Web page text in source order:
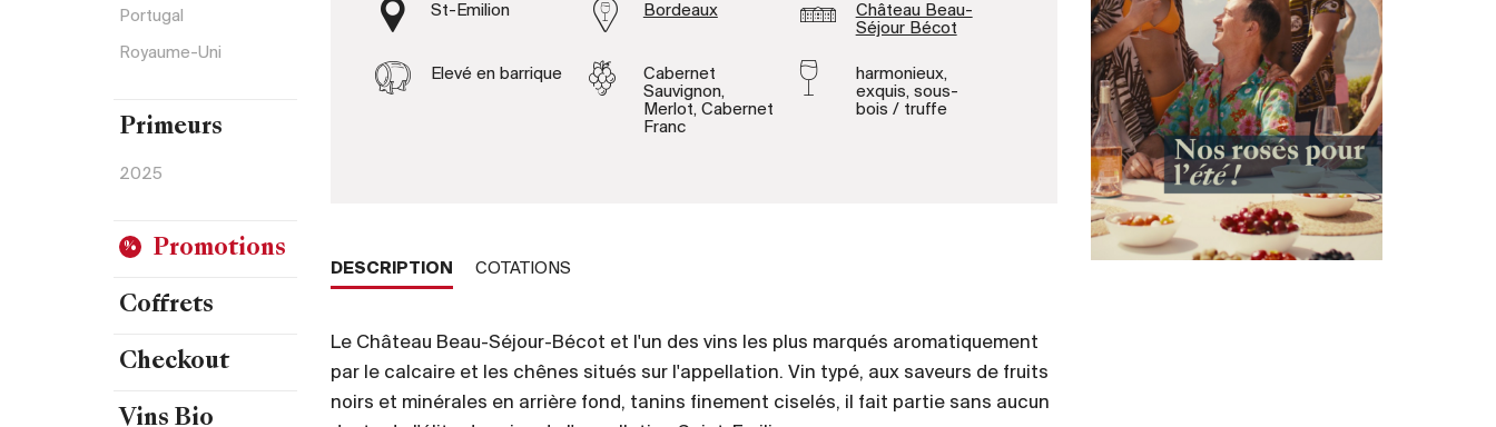
Portugal
Royaume-Uni
Primeurs
2025
Promotions
Coffrets
Checkout
Vins Bio
St-Emilion Bordeaux
Château Beau-
Séjour Bécot
Elevé en barrique
Cabernet
Sauvignon,
Merlot, Cabernet
Franc
harmonieux,
exquis, sous-
bois / truffe
DESCRIPTION COTATIONS
Le Château Beau-Séjour-Bécot et l'un des vins les plus marqués aromatiquement
par le calcaire et les chênes situés sur l'appellation. Vin typé, aux saveurs de fruits
noirs et minérales en arrière fond, tanins finement ciselés, il fait partie sans aucun